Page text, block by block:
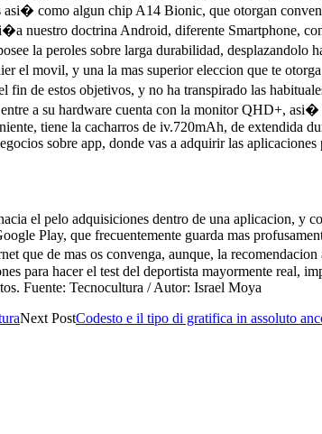
como algun chip A14 Bionic, que otorgan
nuestro doctrina Android, diferente Smartphone,
la peroles sobre larga durabilidad, desplazandolo
el movil, y una la mas superior eleccion que te
fin de estos objetivos, y no ha transpirado las
a su hardware cuenta con la monitor QHD+,
tiene la cacharros de iv.720mAh, de extendida
sobre app, donde vas a adquirir las aplicaciones
el pelo adquisiciones dentro de una aplicacion, y
Play, que frecuentemente guarda mas
que de mas os convenga, aunque, la
para hacer el test del deportista mayormente real,
Fuente: Tecnocultura / Autor: Israel Moya
Next PostCodesto e il tipo di gratifica in assoluto